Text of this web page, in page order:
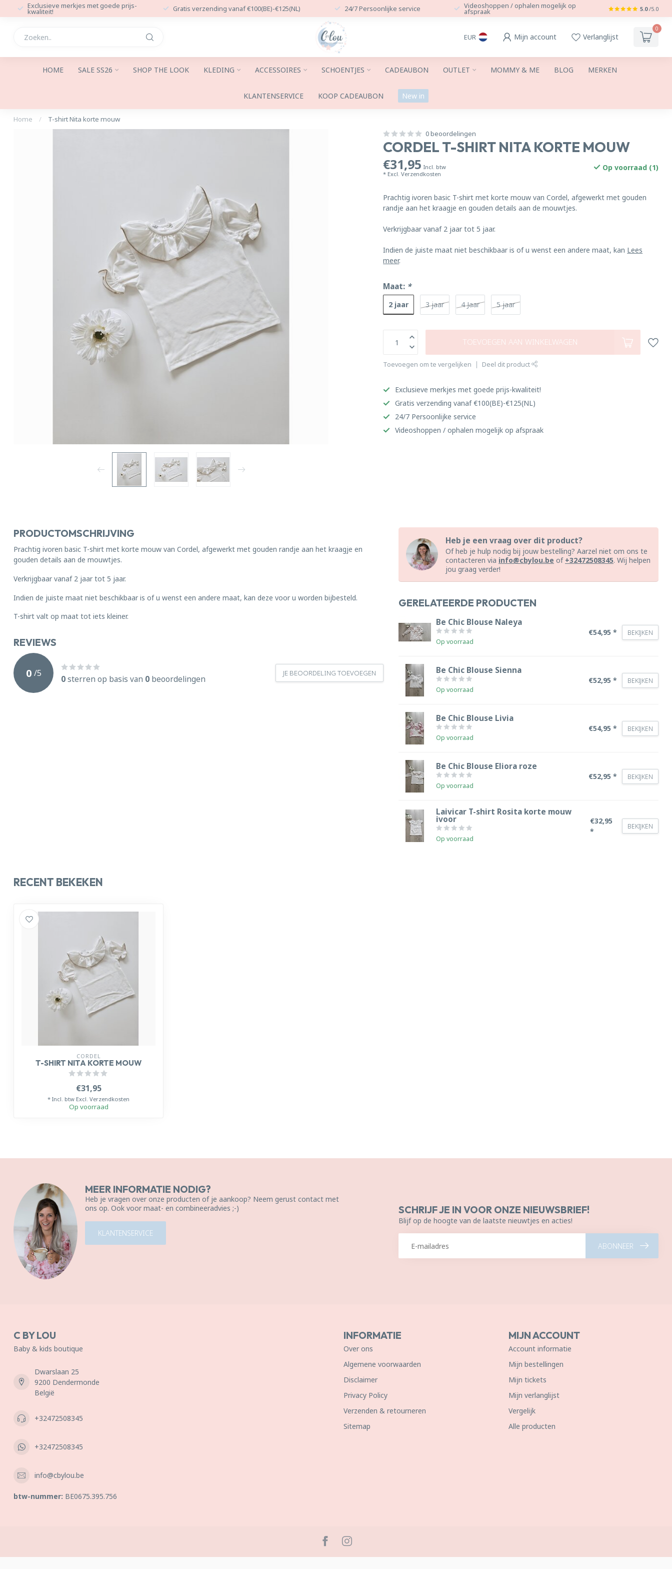
Exclusieve merkjes met goede prijs-
kwaliteit! Gratis verzending vanaf €100(BE)-€125(NL) 24/7 Persoonlijke service Videoshoppen / ophalen mogelijk op
afspraak 5.0 /5.0
EUR Mijn account Verlanglijst
0
HOME SALE SS26 SHOP THE LOOK KLEDING ACCESSOIRES SCHOENTJES CADEAUBON OUTLET MOMMY & ME BLOG MERKEN
KLANTENSERVICE KOOP CADEAUBON New in
Home / T-shirt Nita korte mouw
0 beoordelingen
CORDEL T-SHIRT NITA KORTE MOUW
€31,95 Incl. btw
* Excl.Verzendkosten
Op voorraad (1)
Prachtig ivoren basic T-shirt met korte mouw van Cordel, afgewerkt met gouden
randje aan het kraagje en gouden details aan de mouwtjes.
Verkrijgbaar vanaf 2 jaar tot 5 jaar.
Indien de juiste maat niet beschikbaar is of u wenst een andere maat, kan Lees
meer.
Maat: *
2 jaar 3 jaar 4 Jaar 5 jaar
TOEVOEGEN AAN WINKELWAGEN
Toevoegen om te vergelijken Deel dit product
Exclusieve merkjes met goede prijs-kwaliteit!
Gratis verzending vanaf €100(BE)-€125(NL)
24/7 Persoonlijke service
Videoshoppen / ophalen mogelijk op afspraak
PRODUCTOMSCHRIJVING
Prachtig ivoren basic T-shirt met korte mouw van Cordel, afgewerkt met gouden randje aan het kraagje en
gouden details aan de mouwtjes.
Verkrijgbaar vanaf 2 jaar tot 5 jaar.
Indien de juiste maat niet beschikbaar is of u wenst een andere maat, kan deze voor u worden bijbesteld.
T-shirt valt op maat tot iets kleiner.
REVIEWS
0 /5
0sterren op basis van 0 beoordelingen
JE BEOORDELING TOEVOEGEN
Heb je een vraag over dit product?
Of heb je hulp nodig bij jouw bestelling? Aarzel niet om ons te
contacteren via info@cbylou.be of +32472508345. Wij helpen
jou graag verder!
GERELATEERDE PRODUCTEN
Be Chic Blouse Naleya
Op voorraad
€54,95 * BEKIJKEN
Be Chic Blouse Sienna
Op voorraad
€52,95 * BEKIJKEN
Be Chic Blouse Livia
Op voorraad
€54,95 * BEKIJKEN
Be Chic Blouse Eliora roze
Op voorraad
€52,95 * BEKIJKEN
Laivicar T-shirt Rosita korte mouw
ivoor
Op voorraad
€32,95
*
BEKIJKEN
RECENT BEKEKEN
CORDEL
T-SHIRT NITA KORTE MOUW
€31,95
* Incl. btw Excl. Verzendkosten
Op voorraad
MEER INFORMATIE NODIG?
Heb je vragen over onze producten of je aankoop? Neem gerust contact met
ons op. Ook voor maat- en combineeradvies ;-)
KLANTENSERVICE
SCHRIJF JE IN VOOR ONZE NIEUWSBRIEF!
Blijf op de hoogte van de laatste nieuwtjes en acties!
ABONNEER
C BY LOU
Baby & kids boutique
Dwarslaan 25
9200 Dendermonde
België
+32472508345
+32472508345
info@cbylou.be
btw-nummer: BE0675.395.756
INFORMATIE
Over ons
Algemene voorwaarden
Disclaimer
Privacy Policy
Verzenden & retourneren
Sitemap
MIJN ACCOUNT
Account informatie
Mijn bestellingen
Mijn tickets
Mijn verlanglijst
Vergelijk
Alle producten